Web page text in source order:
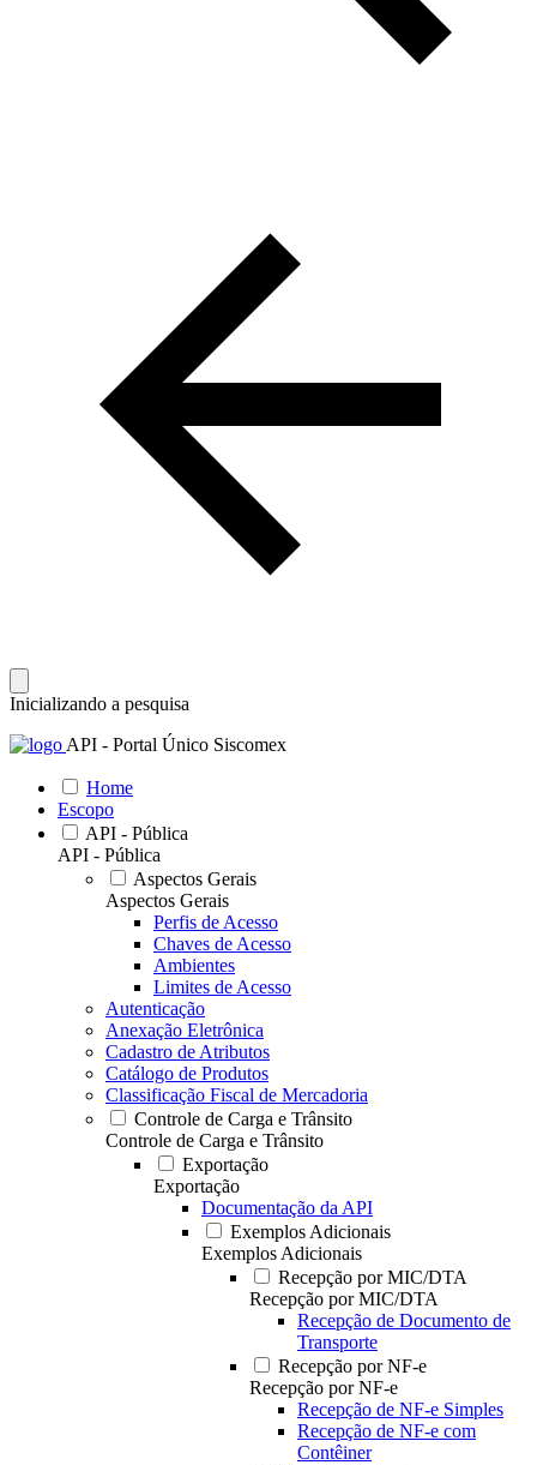
Inicializando a pesquisa
API - Portal Único Siscomex
Home
Escopo
API - Pública
API - Pública
Aspectos Gerais
Aspectos Gerais
Perfis de Acesso
Chaves de Acesso
Ambientes
Limites de Acesso
Autenticação
Anexação Eletrônica
Cadastro de Atributos
Catálogo de Produtos
Classificação Fiscal de Mercadoria
Controle de Carga e Trânsito
Controle de Carga e Trânsito
Exportação
Exportação
Documentação da API
Exemplos Adicionais
Exemplos Adicionais
Recepção por MIC/DTA
Recepção por MIC/DTA
Recepção de Documento de
Transporte
Recepção por NF-e
Recepção por NF-e
Recepção de NF-e Simples
Recepção de NF-e com
Contêiner